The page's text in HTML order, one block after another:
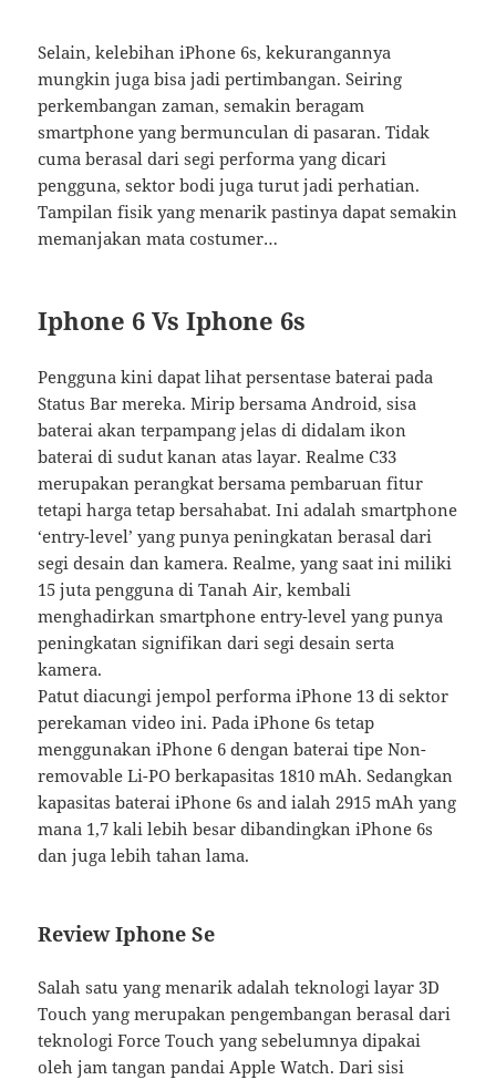
Selain, kelebihan iPhone 6s, kekurangannya
mungkin juga bisa jadi pertimbangan. Seiring
perkembangan zaman, semakin beragam
smartphone yang bermunculan di pasaran. Tidak
cuma berasal dari segi performa yang dicari
pengguna, sektor bodi juga turut jadi perhatian.
Tampilan fisik yang menarik pastinya dapat semakin
memanjakan mata costumer…
Iphone 6 Vs Iphone 6s
Pengguna kini dapat lihat persentase baterai pada
Status Bar mereka. Mirip bersama Android, sisa
baterai akan terpampang jelas di didalam ikon
baterai di sudut kanan atas layar. Realme C33
merupakan perangkat bersama pembaruan fitur
tetapi harga tetap bersahabat. Ini adalah smartphone
‘entry-level’ yang punya peningkatan berasal dari
segi desain dan kamera. Realme, yang saat ini miliki
15 juta pengguna di Tanah Air, kembali
menghadirkan smartphone entry-level yang punya
peningkatan signifikan dari segi desain serta
kamera.
Patut diacungi jempol performa iPhone 13 di sektor
perekaman video ini. Pada iPhone 6s tetap
menggunakan iPhone 6 dengan baterai tipe Non-
removable Li-PO berkapasitas 1810 mAh. Sedangkan
kapasitas baterai iPhone 6s and ialah 2915 mAh yang
mana 1,7 kali lebih besar dibandingkan iPhone 6s
dan juga lebih tahan lama.
Review Iphone Se
Salah satu yang menarik adalah teknologi layar 3D
Touch yang merupakan pengembangan berasal dari
teknologi Force Touch yang sebelumnya dipakai
oleh jam tangan pandai Apple Watch. Dari sisi